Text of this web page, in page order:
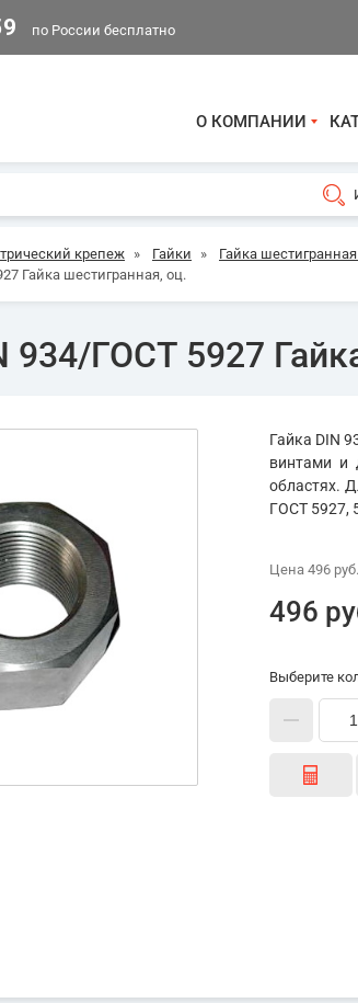
по России бесплатно
О КОМПАНИИ
крепеж » Гайки »
Гайка
Гайка шестигранная, оц.
934/ГОСТ 5927
Гайка DIN
винтами и
областях.
ГОСТ 5927,
Цена 496 руб.
496
Выберите